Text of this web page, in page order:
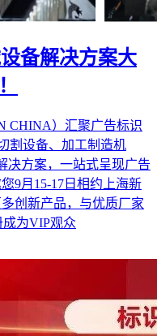
备解决方案大
CHINA）汇聚广告标识
割设备、加工制造机
决方案，一站式呈现广告
9月15-17日相约上海新
创新产品，与优质厂家
为VIP观众